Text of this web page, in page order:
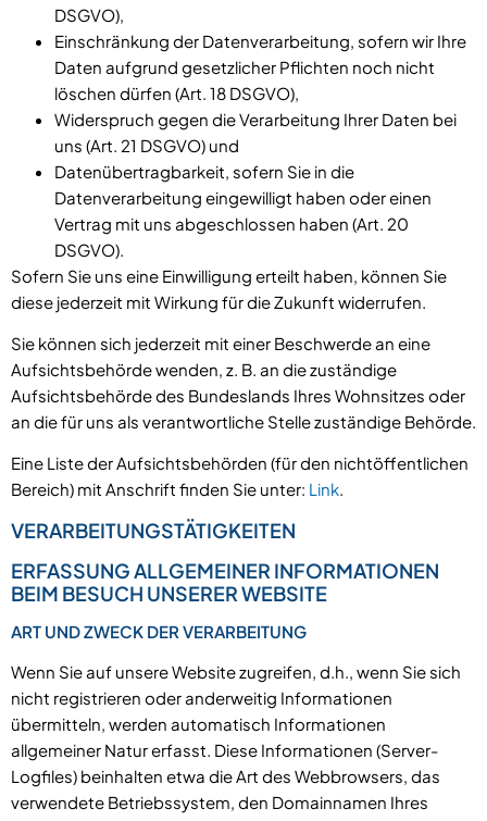
DSGVO),
Einschränkung der Datenverarbeitung, sofern wir Ihre
Daten aufgrund gesetzlicher Pflichten noch nicht
löschen dürfen (Art. 18 DSGVO),
Widerspruch gegen die Verarbeitung Ihrer Daten bei
uns (Art. 21 DSGVO) und
Datenübertragbarkeit, sofern Sie in die
Datenverarbeitung eingewilligt haben oder einen
Vertrag mit uns abgeschlossen haben (Art. 20
DSGVO).
Sofern Sie uns eine Einwilligung erteilt haben, können Sie
diese jederzeit mit Wirkung für die Zukunft widerrufen.
Sie können sich jederzeit mit einer Beschwerde an eine
Aufsichtsbehörde wenden, z. B. an die zuständige
Aufsichtsbehörde des Bundeslands Ihres Wohnsitzes oder
an die für uns als verantwortliche Stelle zuständige Behörde.
Eine Liste der Aufsichtsbehörden (für den nichtöffentlichen
Bereich) mit Anschrift finden Sie unter: Link.
VERARBEITUNGSTÄTIGKEITEN
ERFASSUNG ALLGEMEINER INFORMATIONEN
BEIM BESUCH UNSERER WEBSITE
ART UND ZWECK DER VERARBEITUNG
Wenn Sie auf unsere Website zugreifen, d.h., wenn Sie sich
nicht registrieren oder anderweitig Informationen
übermitteln, werden automatisch Informationen
allgemeiner Natur erfasst. Diese Informationen (Server-
Logfiles) beinhalten etwa die Art des Webbrowsers, das
verwendete Betriebssystem, den Domainnamen Ihres